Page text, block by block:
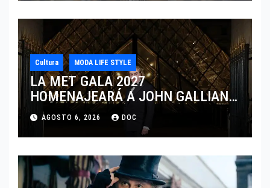
Cultura MODA LIFE STYLE
LA MET GALA 2027
HOMENAJEARÁ A JOHN GALLIANO
MARCANDO EL REGRESO DEL REY
DEL DRAMATISMO
AGOSTO 6, 2026 DOC